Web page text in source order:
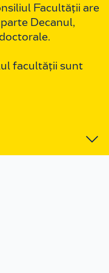
Facultății are
Decanul,
facultății sunt